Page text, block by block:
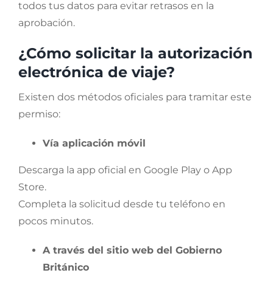
todos tus datos para evitar retrasos en la
aprobación.
¿Cómo solicitar la autorización
electrónica de viaje?
Existen dos métodos oficiales para tramitar este
permiso:
Vía aplicación móvil
Descarga la app oficial en Google Play o App
Store.
Completa la solicitud desde tu teléfono en
pocos minutos.
A través del sitio web del Gobierno
Británico